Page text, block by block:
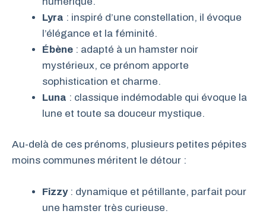
Lyra : inspiré d’une constellation, il évoque
l’élégance et la féminité.
Ébène : adapté à un hamster noir
mystérieux, ce prénom apporte
sophistication et charme.
Luna : classique indémodable qui évoque la
lune et toute sa douceur mystique.
Au-delà de ces prénoms, plusieurs petites pépites
moins communes méritent le détour :
Fizzy: dynamique et pétillante, parfait pour
une hamster très curieuse.